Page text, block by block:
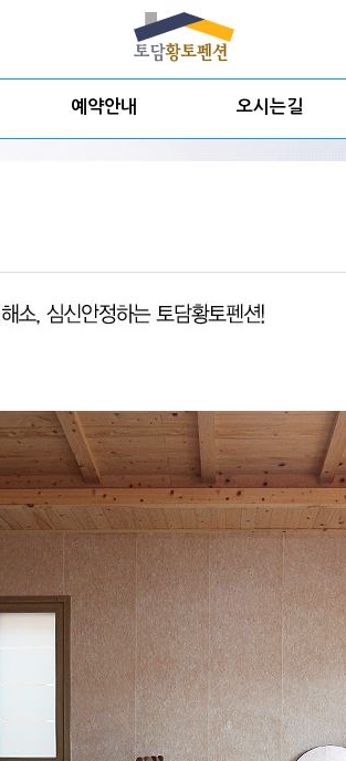
예약안내 오시는길